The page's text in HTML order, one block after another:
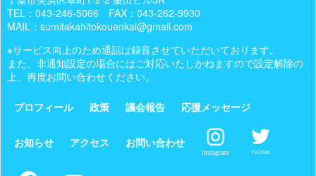
TEL： 043-246-5066 FAX：043-262-9930
MAIL：sumitakahitokouenkai@gmail.com
※サービス向上のため通話は録音させていただいております。
また、非通知設定の場合にはご対応いたしかねますので設定解除の
上、再度お問い合わせください。
プロフィール 政策 議会報告 応援メッセージ
お知らせ アクセス お問い合わせ